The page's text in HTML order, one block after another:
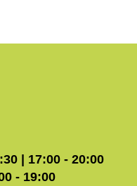
| 17:00 - 20:00
- 19:00